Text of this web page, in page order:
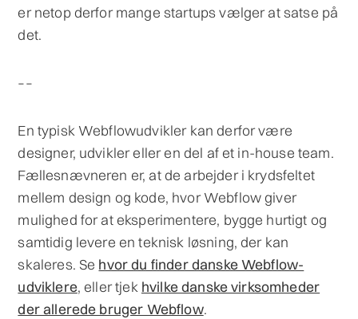
er netop derfor mange startups vælger at satse på
det.
––
En typisk Webflowudvikler kan derfor være
designer, udvikler eller en del af et in-house team.
Fællesnævneren er, at de arbejder i krydsfeltet
mellem design og kode, hvor Webflow giver
mulighed for at eksperimentere, bygge hurtigt og
samtidig levere en teknisk løsning, der kan
skaleres. Se hvor du finder danske Webflow-
udviklere, eller tjek hvilke danske virksomheder
der allerede bruger Webflow.